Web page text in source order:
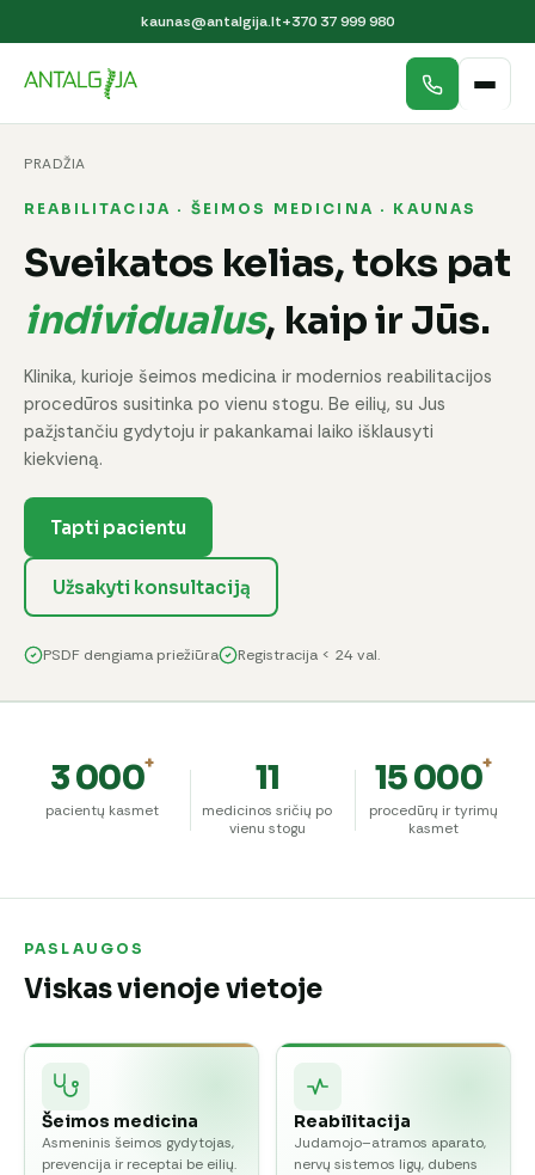
kaunas@antalgija.lt+370 37 999 980
PRADŽIA
REABILITACIJA · ŠEIMOS MEDICINA · KAUNAS
Sveikatos kelias, toks pat
individualus, kaip ir Jūs.
Klinika, kurioje šeimos medicina ir modernios reabilitacijos
procedūros susitinka po vienu stogu. Be eilių, su Jus
pažįstančiu gydytoju ir pakankamai laiko išklausyti
kiekvieną.
Tapti pacientu
Užsakyti konsultaciją
PSDF dengiama priežiūra Registracija < 24 val.
3 000+
pacientų kasmet
11
medicinos sričių po
vienu stogu
15 000+
procedūrų ir tyrimų
kasmet
PASLAUGOS
Viskas vienoje vietoje
Šeimos medicina
Asmeninis šeimos gydytojas,
prevencija ir receptai be eilių.
Reabilitacija
Judamojo–atramos aparato,
nervų sistemos ligų, dubens